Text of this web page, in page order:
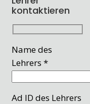
kontaktieren
Name des
Lehrers *
Ad ID des Lehrers